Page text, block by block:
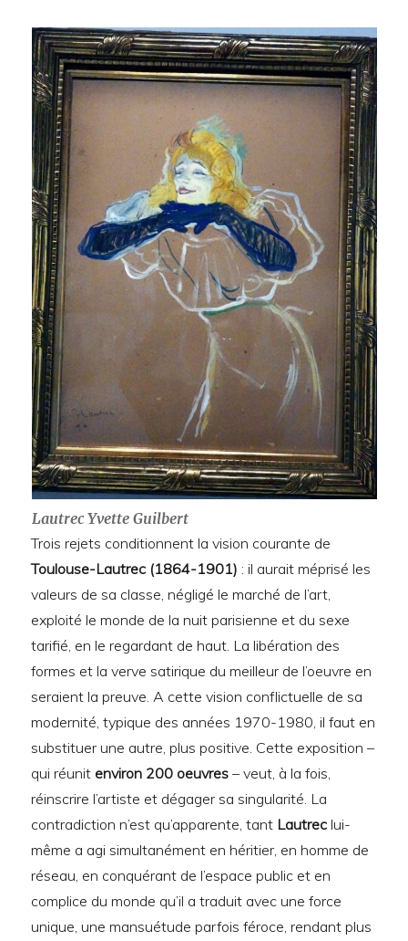
Lautrec Yvette Guilbert
Trois rejets conditionnent la vision courante de
Toulouse-Lautrec (1864-1901) : il aurait méprisé les
valeurs de sa classe, négligé le marché de l’art,
exploité le monde de la nuit parisienne et du sexe
tarifié, en le regardant de haut. La libération des
formes et la verve satirique du meilleur de l’oeuvre en
seraient la preuve. A cette vision conflictuelle de sa
modernité, typique des années 1970-1980, il faut en
substituer une autre, plus positive. Cette exposition –
qui réunit environ 200 oeuvres – veut, à la fois,
réinscrire l’artiste et dégager sa singularité. La
contradiction n’est qu’apparente, tant Lautrec lui-
même a agi simultanément en héritier, en homme de
réseau, en conquérant de l’espace public et en
complice du monde qu’il a traduit avec une force
unique, une mansuétude parfois féroce, rendant plus